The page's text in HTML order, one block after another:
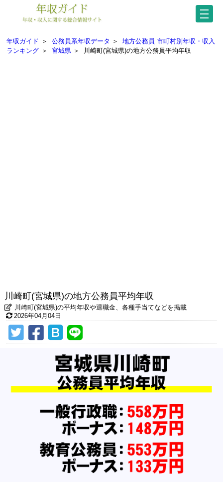
年収ガイド ＞ 公務員系年収データ ＞
地方公務員 市町村別年収・収入
ランキング ＞ 宮城県 ＞ 川崎町(宮城県)の地方公務員平均年収
川崎町(宮城県)の地方公務員平均年収
川崎町(宮城県)の平均年収や退職金、各種手当てなどを掲載
2026年04月04日